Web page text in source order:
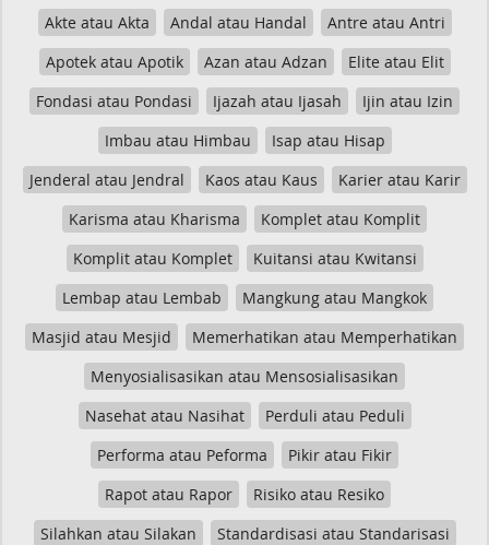
Akte atau Akta Andal atau Handal
Antre atau Antri
Apotek atau Apotik
Azan atau Adzan
Elite atau Elit
Fondasi atau Pondasi
Ijazah atau Ijasah
Ijin atau Izin
Imbau atau Himbau
Isap atau Hisap
Jenderal atau Jendral
Kaos atau Kaus
Karier atau Karir
Karisma atau Kharisma
Komplet atau Komplit
Komplit atau Komplet
Kuitansi atau Kwitansi
Lembap atau Lembab
Mangkung atau Mangkok
Masjid atau Mesjid
Memerhatikan atau Memperhatikan
Menyosialisasikan atau Mensosialisasikan
Nasehat atau Nasihat
Perduli atau Peduli
Performa atau Peforma
Pikir atau Fikir
Rapot atau Rapor
Risiko atau Resiko
Silahkan atau Silakan
Standardisasi atau Standarisasi